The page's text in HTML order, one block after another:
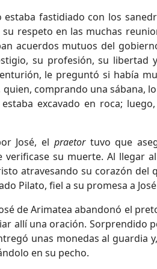
estaba fastidiado con los
su respeto en las muchas
acuerdos mutuos del
su profesión, su libertad
le preguntó si había
quien, comprando una sábana,
excavado en roca;
José, el praetortuvo que
verificase su muerte. Al llegar
atravesando su corazón del
Pilato, fiel a su promesa a
de Arimatea abandonó el
allí una oración. Sorprendido
unas monedas al guardia
en su pecho.